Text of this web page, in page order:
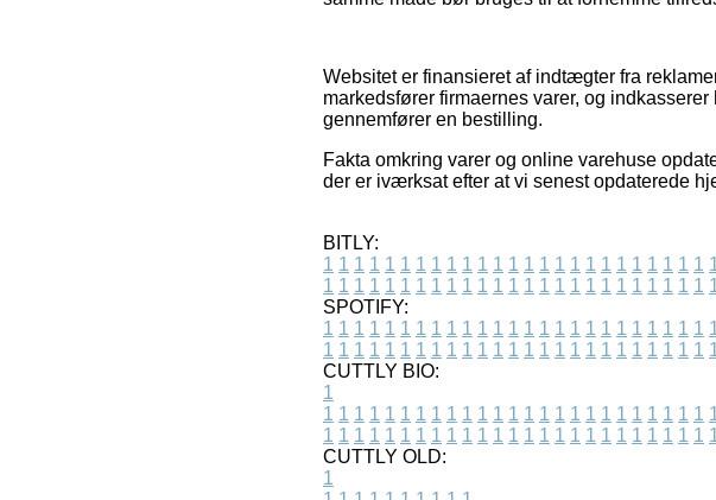
Websitet er finansieret af indtægter fra
markedsfører firmaernes varer, og
gennemfører en bestilling.
Fakta omkring varer og online varehuse
der er iværksat efter at vi senest opdaterede
BITLY:
1 1 1 1 1 1 1 1 1 1 1 1 1 1 1 1 1 1 1 1 1 1 1 1 1
1 1 1 1 1 1 1 1 1 1 1 1 1 1 1 1 1 1 1 1 1 1 1 1 1
SPOTIFY:
1 1 1 1 1 1 1 1 1 1 1 1 1 1 1 1 1 1 1 1 1 1 1 1 1
1 1 1 1 1 1 1 1 1 1 1 1 1 1 1 1 1 1 1 1 1 1 1 1 1
CUTTLY BIO:
1
1 1 1 1 1 1 1 1 1 1 1 1 1 1 1 1 1 1 1 1 1 1 1 1 1
1 1 1 1 1 1 1 1 1 1 1 1 1 1 1 1 1 1 1 1 1 1 1 1 1
CUTTLY OLD:
1